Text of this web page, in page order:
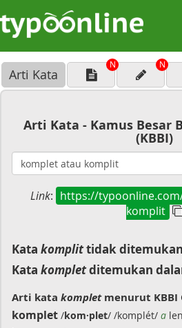
Arti Kata
N N
Arti Kata - Kamus Besar
(KBBI)
Link: https://
komplit
Kata komplittidak ditemukan
Kata kompletditemukan
Arti kata kompletmenurut KBBI
komplet /kom·plet/ /komplét/ a